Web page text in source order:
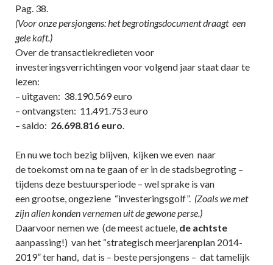
Pag. 38.
(Voor onze persjongens: het begrotingsdocument draagt een
gele kaft.)
Over de transactiekredieten voor
investeringsverrichtingen voor volgend jaar staat daar te
lezen:
– uitgaven: 38.190.569 euro
– ontvangsten: 11.491.753 euro
– saldo: 26.698.816 euro.
En nu we toch bezig blijven, kijken we even naar
de toekomst om na te gaan of er in de stadsbegroting –
tijdens deze bestuursperiode – wel sprake is van
een grootse, ongeziene “investeringsgolf”. (Zoals we met
zijn allen konden vernemen uit de gewone perse.)
Daarvoor nemen we (de meest actuele, de achtste
aanpassing!) van het “strategisch meerjarenplan 2014-
2019” ter hand, dat is – beste persjongens – dat tamelijk